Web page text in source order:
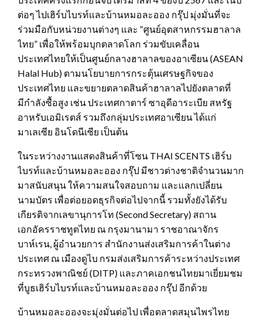
ต่อๆ ไปเฮิร์บไบรท์และบ้านหมอละออง กรุ๊ป มุ่งมั่นที่จะ
ร่วมมือกับหน่วยงานต่างๆ และ “ศูนย์อุตสาหกรรมฮาลาล
ไทย” เพื่อให้พร้อมบุกตลาดโลก ร่วมขับเคลื่อน
ประเทศไทยให้เป็นศูนย์กลางฮาลาลของอาเซียน (ASEAN
Halal Hub) ตามนโยบายการกระตุ้นเศรษฐกิจของ
ประเทศไทย และขยายตลาดสินค้าฮาลาลไปยังตลาดที่
มีกําลังซื้อสูง เช่น ประเทศกาตาร์ ซาอุดีอาระเบีย สหรัฐ
อาหรับเอมิเรตส์ รวมถึงกลุ่มประเทศอาเซียน ได้แก่
มาเลเซีย อินโดนีเซีย เป็นต้น
ในระหว่างงานแสดงสินค้าที่โซน THAI SCENTS เฮิร์บ
ไบรท์และบ้านหมอละออง กรุ๊ป มีชาวต่างชาติจำนวนมาก
มาสนับสนุน ให้ความสนใจสอบถาม และแลกเปลี่ยน
นามบัตร เพื่อต่อยอดธุรกิจต่อไปจากนี้ รวมทั้งยังได้รับ
เกียรติจากเลขานุการโท (Second Secretary) สถาน
เอกอัครราชทูตไทย ณ กรุงมานามา ราชอาณาจักร
บาห์เรน, ผู้อำนวยการ สำนักงานส่งเสริมการค้าในต่าง
ประเทศ ณ เมืองดูไบ กรมส่งเสริมการค้าระหว่างประเทศ
กระทรวงพาณิชย์ (DITP) และภาคเอกชนไทยมาเยี่ยมชม
ที่บูธเฮิร์บไบรท์และบ้านหมอละออง กรุ๊ป อีกด้วย
บ้านหมอละอองจะมุ่งมั่นต่อไป เพื่อตลาดสมุนไพรไทย